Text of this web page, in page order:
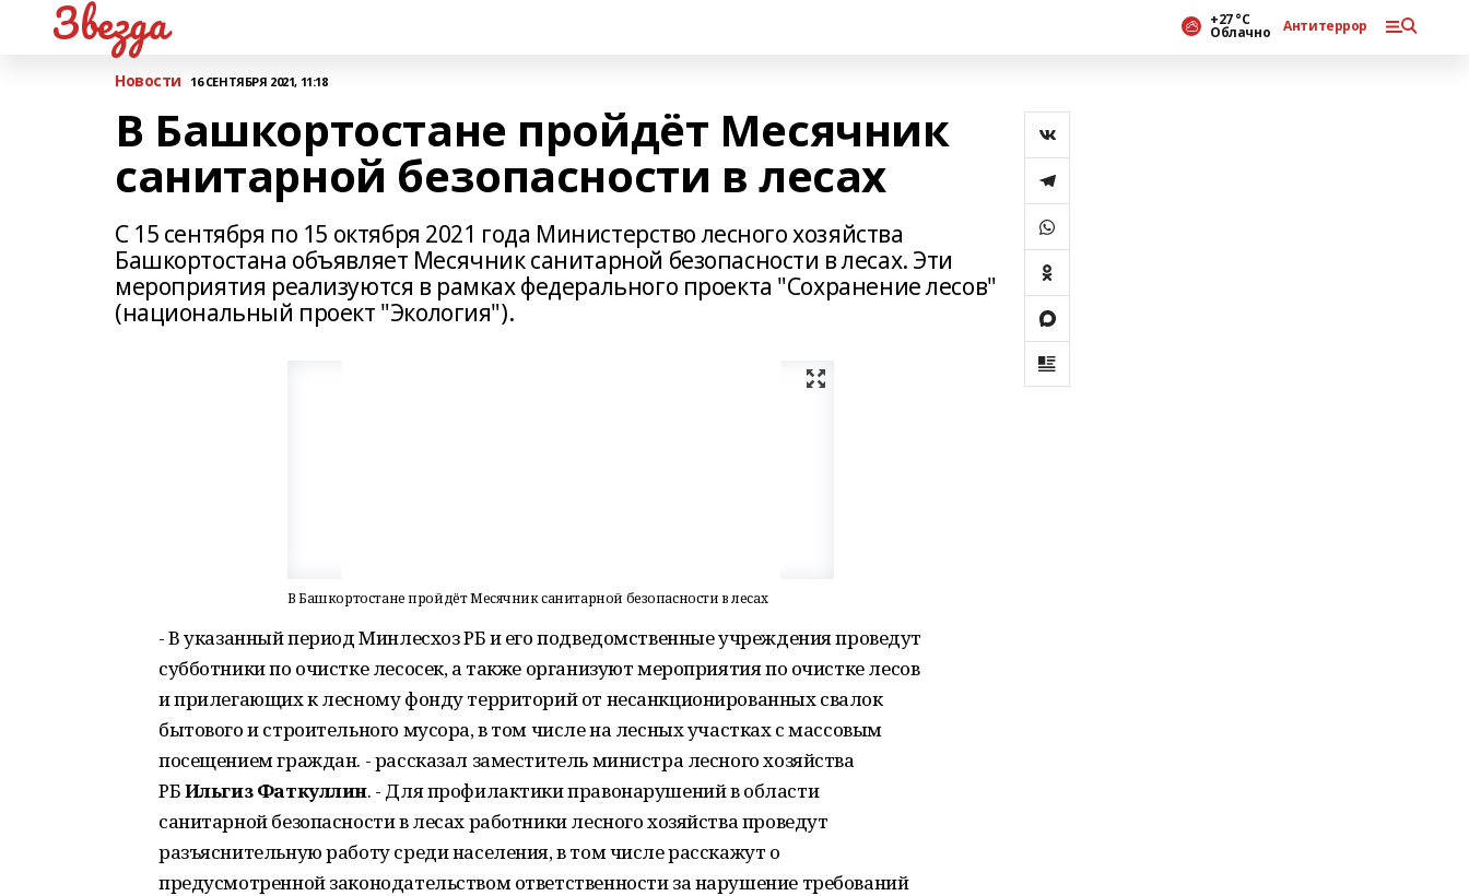
Звезда +27 °С
Облачно Антитеррор
Новости 16 СЕНТЯБРЯ 2021, 11:18
В Башкортостане пройдёт Месячник
санитарной безопасности в лесах
С 15 сентября по 15 октября 2021 года Министерство лесного хозяйства
Башкортостана объявляет Месячник санитарной безопасности в лесах. Эти
мероприятия реализуются в рамках федерального проекта "Сохранение лесов"
(национальный проект "Экология").
В Башкортостане пройдёт Месячник санитарной безопасности в лесах
- В указанный период Минлесхоз РБ и его подведомственные учреждения проведут
субботники по очистке лесосек, а также организуют мероприятия по очистке лесов
и прилегающих к лесному фонду территорий от несанкционированных свалок
бытового и строительного мусора, в том числе на лесных участках с массовым
посещением граждан. - рассказал заместитель министра лесного хозяйства
РБИльгиз Фаткуллин. - Для профилактики правонарушений в области
санитарной безопасности в лесах работники лесного хозяйства проведут
разъяснительную работу среди населения, в том числе расскажут о
предусмотренной законодательством ответственности за нарушение требований